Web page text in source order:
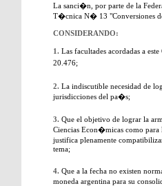
La sanci�n, por parte de la
T�cnica N� 13 "Conversiones
CONSIDERANDO:
1. Las facultades acordadas a
20.476;
2. La indiscutible necesidad de
jurisdicciones del pa�s;
3. Que el objetivo de lograr la
Ciencias Econ�micas como para
justifica plenamente
tema;
4. Que a la fecha no existen
moneda argentina para su